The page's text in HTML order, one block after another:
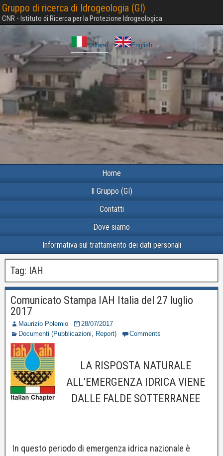
Gruppo di ricerca di Idrogeologia (GI)
CNR - Istituto di Ricerca per la Protezione Idrogeologica
Italiano English
Home
Il Gruppo (GI)
Contatti
Dove siamo
Informativa sul trattamento dei dati personali
Tag: IAH
Comunicato Stampa IAH Italia del 27 luglio
2017
Maurizio Polemio
28/07/2017
Documenti (Pubblicazioni, Report)
Comments
LA RISPOSTA NATURALE
ALL’EMERGENZA IDRICA VIENE
DALLE FALDE SOTTERRANEE
In questo periodo di emergenza idrica nazionale è